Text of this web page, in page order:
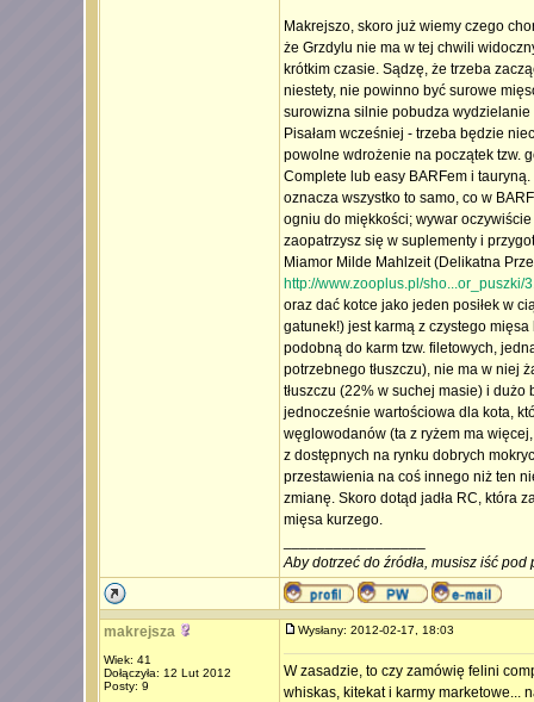
Makrejszo, skoro już wiemy czego
że Grzdylu nie ma w tej chwili
krótkim czasie. Sądzę, że trzeba
niestety, nie powinno być surowe
surowizna silnie pobudza
Pisałam wcześniej - trzeba będzie
powolne wdrożenie na początek tzw.
Complete lub easy BARFem i
oznacza wszystko to samo, co w
ogniu do miękkości; wywar
zaopatrzysz się w suplementy i
Miamor Milde Mahlzeit (Delikatna
http://www.zooplus.pl/sho...or_puszki/
oraz dać kotce jako jeden posiłek w
gatunek!) jest karmą z czystego
podobną do karm tzw. filetowych,
potrzebnego tłuszczu), nie ma w niej
tłuszczu (22% w suchej masie) i
jednocześnie wartościowa dla kota,
węglowodanów (ta z ryżem ma
z dostępnych na rynku dobrych
przestawienia na coś innego niż ten
zmianę. Skoro dotąd jadła RC, która
mięsa kurzego.
Aby dotrzeć do źródła, musisz iść pod
makrejsza
Wiek: 41
Dołączyła: 12 Lut 2012
Posty: 9
Wysłany: 2012-02-17, 18:03
W zasadzie, to czy zamówię felini
whiskas, kitekat i karmy marketowe...